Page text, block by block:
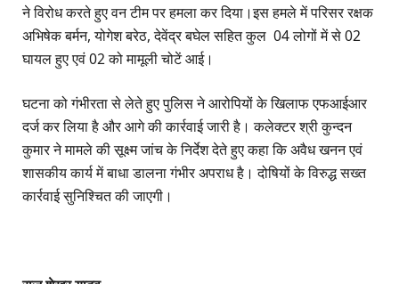
ने विरोध करते हुए वन टीम पर हमला कर दिया।इस हमले में परिसर रक्षक
अभिषेक बर्मन, योगेश बरेठ, देवेंद्र बघेल सहित कुल 04 लोगों में से 02
घायल हुए एवं 02 को मामूली चोटें आई।
घटना को गंभीरता से लेते हुए पुलिस ने आरोपियों के खिलाफ एफआईआर
दर्ज कर लिया है और आगे की कार्रवाई जारी है। कलेक्टर श्री कुन्दन
कुमार ने मामले की सूक्ष्म जांच के निर्देश देते हुए कहा कि अवैध खनन एवं
शासकीय कार्य में बाधा डालना गंभीर अपराध है। दोषियों के विरुद्ध सख्त
कार्रवाई सुनिश्चित की जाएगी।